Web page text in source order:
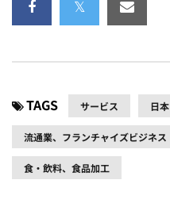
TAGS サービス 日本
流通業、フランチャイズビジネス
食・飲料、食品加工